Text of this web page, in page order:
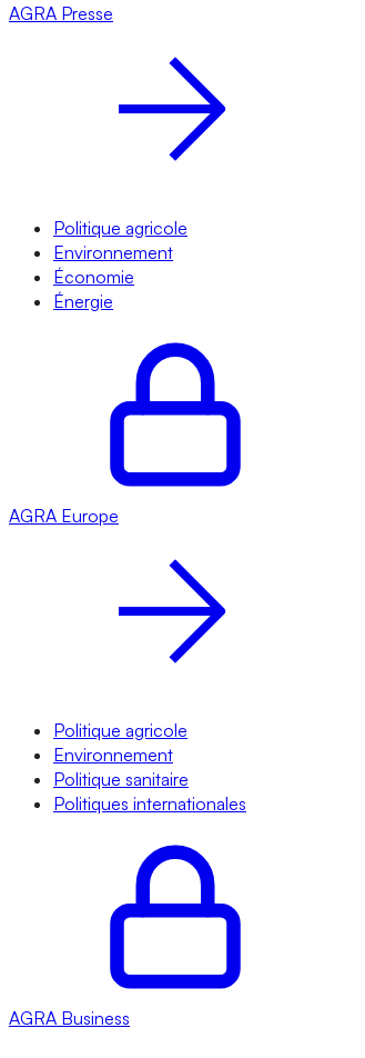
AGRA Presse
Politique agricole
Environnement
Économie
Énergie
AGRA Europe
Politique agricole
Environnement
Politique sanitaire
Politiques internationales
AGRA Business